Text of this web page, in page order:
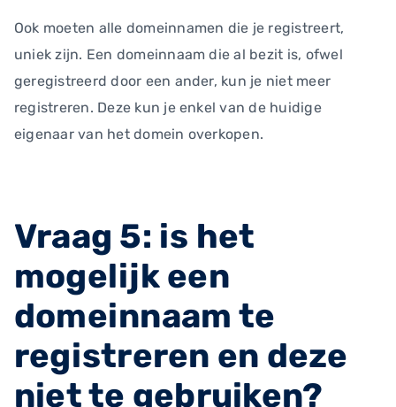
Ook moeten alle domeinnamen die je registreert,
uniek zijn. Een domeinnaam die al bezit is, ofwel
geregistreerd door een ander, kun je niet meer
registreren. Deze kun je enkel van de huidige
eigenaar van het domein overkopen.
Vraag 5: is het
mogelijk een
domeinnaam te
registreren en deze
niet te gebruiken?